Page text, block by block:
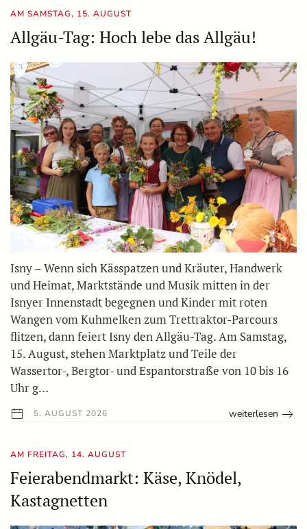
AM SAMSTAG, 15. AUGUST
Allgäu-Tag: Hoch lebe das Allgäu!
Isny – Wenn sich Kässpatzen und Kräuter, Handwerk
und Heimat, Marktstände und Musik mitten in der
Isnyer Innenstadt begegnen und Kinder mit roten
Wangen vom Kuhmelken zum Trettraktor-Parcours
flitzen, dann feiert Isny den Allgäu-Tag. Am Samstag,
15. August, stehen Marktplatz und Teile der
Wassertor-, Bergtor- und Espantorstraße von 10 bis 16
Uhr g…
5. AUGUST 2026 weiterlesen
AM FREITAG, 14. AUGUST
Feierabendmarkt: Käse, Knödel,
Kastagnetten